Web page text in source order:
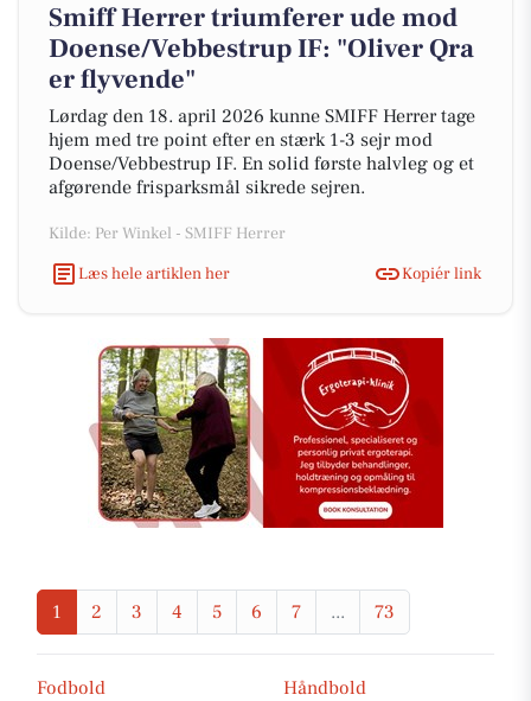
Smiff Herrer triumferer ude mod
Doense/Vebbestrup IF: "Oliver Qra
er flyvende"
Lørdag den 18. april 2026 kunne SMIFF Herrer tage
hjem med tre point efter en stærk 1-3 sejr mod
Doense/Vebbestrup IF. En solid første halvleg og et
afgørende frisparksmål sikrede sejren.
Kilde: Per Winkel - SMIFF Herrer
Læs hele artiklen her
Kopiér link
1 2 3 4 5 6 7 ... 73
Fodbold
Håndbold